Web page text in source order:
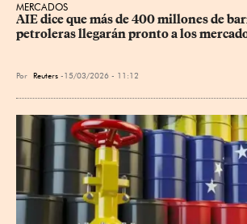
MERCADOS
AIE dice que más de 400 millones de
petroleras llegarán pronto a los
Por Reuters 15/03/2026 - 11:12